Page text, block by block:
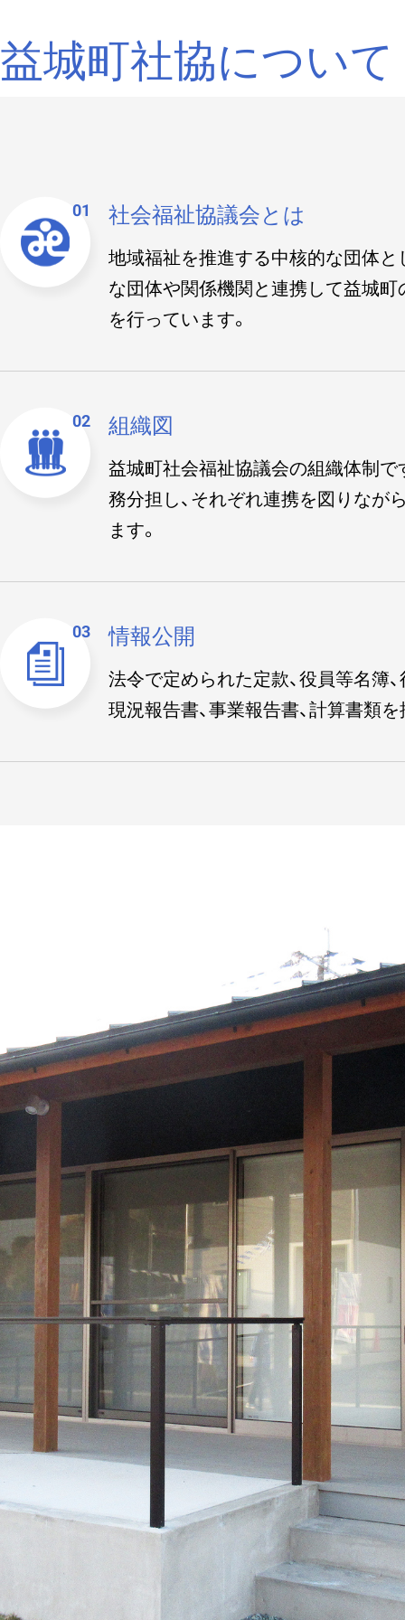
益城町社協について
社会福祉協議会とは
地域福祉を推進する中核的な団体と
な団体や関係機関と連携して益城町
を行っています。
組織図
益城町社会福祉協議会の組織体制で
務分担し、それぞれ連携を図りなが
ます。
情報公開
法令で定められた定款、役員等名簿
現況報告書、事業報告書、計算書類